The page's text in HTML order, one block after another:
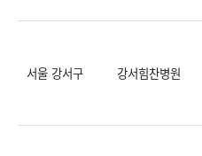
서울 강서구 강서힘찬병원